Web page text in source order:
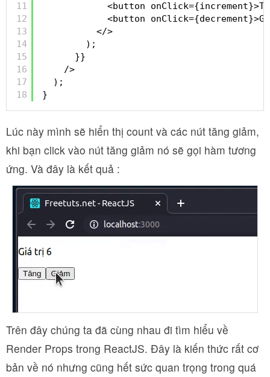
11
12
13
14
15
16
17
18
<button
<button
</>
);
}}
/>
);
}
Lúc này mình sẽ hiển thị count và các nút tăng giảm,
khi bạn click vào nút tăng giảm nó sẽ gọi hàm tương
ứng. Và đây là kết quả :
Trên đây chúng ta đã cùng nhau đi tìm hiểu về
Render Props trong ReactJS. Đây là kiến thức rất cơ
bản về nó nhưng cũng hết sức quan trọng trong quá